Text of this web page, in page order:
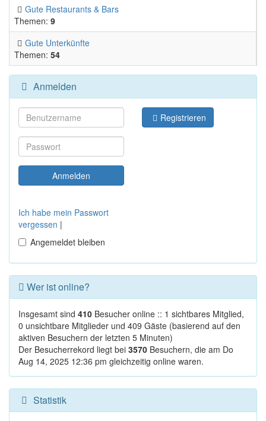
Gute Restaurants & Bars
Themen: 9
Gute Unterkünfte
Themen: 54
Anmelden
Ich habe mein Passwort
vergessen |
Angemeldet bleiben
Registrieren
Wer ist online?
Insgesamt sind 410 Besucher online :: 1 sichtbares Mitglied,
0 unsichtbare Mitglieder und 409 Gäste (basierend auf den
aktiven Besuchern der letzten 5 Minuten)
Der Besucherrekord liegt bei 3570 Besuchern, die am Do
Aug 14, 2025 12:36 pm gleichzeitig online waren.
Statistik